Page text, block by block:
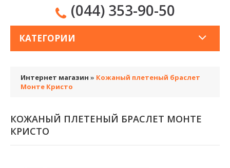
(044) 353-90-50
КАТЕГОРИИ
Интернет магазин » Кожаный плетеный браслет
Монте Кристо
КОЖАНЫЙ ПЛЕТЕНЫЙ БРАСЛЕТ МОНТЕ
КРИСТО